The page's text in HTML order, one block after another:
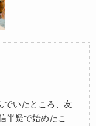
でいたところ、友
半疑で始めたこ